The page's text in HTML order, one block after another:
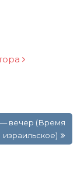
— вечер (Время
израильское)